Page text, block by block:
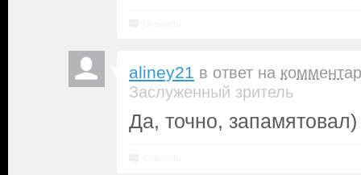
aliney21 в ответ на
Заслуженный зритель
Да, точно, запамятовал)